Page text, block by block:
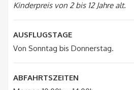
Kinderpreis von 2 bis 12 Jahre alt.
AUSFLUGSTAGE
Von Sonntag bis Donnerstag.
ABFAHRTSZEITEN